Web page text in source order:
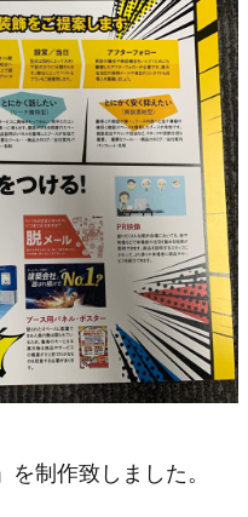
制作致しました。